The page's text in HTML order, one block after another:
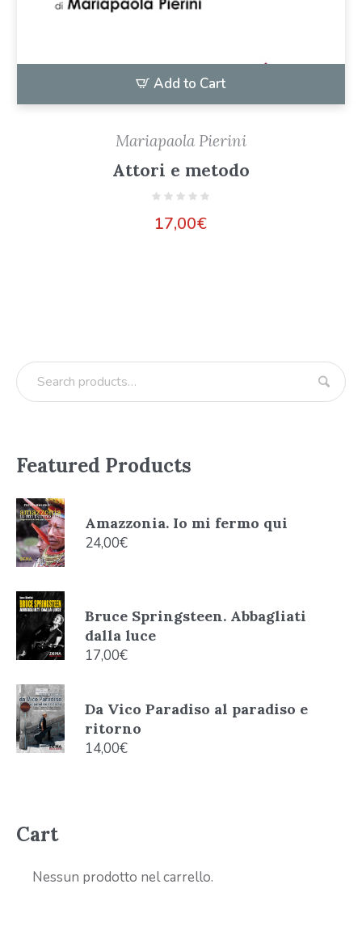
Add to Cart
Mariapaola Pierini
Attori e metodo
17,00€
Featured Products
Amazzonia. Io mi fermo qui
24,00€
Bruce Springsteen. Abbagliati
dalla luce
17,00€
Da Vico Paradiso al paradiso e
ritorno
14,00€
Cart
Nessun prodotto nel carrello.